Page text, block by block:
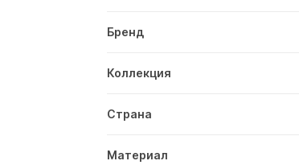
Бренд
Коллекция
Страна
Материал